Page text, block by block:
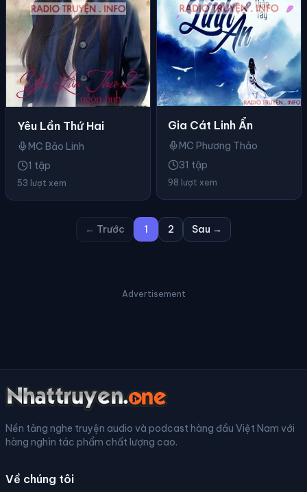
Yêu Lần Thứ Hai
MC Bảo Linh
1 tập
53 lượt xem
Gia Cát Linh Ẩn
MC Phương Thảo
31 tập
98 lượt xem
← Trước 1 2 Sau →
Advertisement
Nền tảng nghe truyện audio và podcast hàng đầu Việt Nam với
hàng nghìn tác phẩm chất lượng cao.
Về chúng tôi